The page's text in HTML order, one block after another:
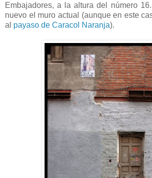
Embajadores, a la altura del número
nuevo el muro actual (aunque en este
al payaso de Caracol Naranja).